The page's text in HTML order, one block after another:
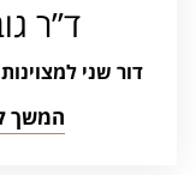
ד”ר
דור שני
המשך